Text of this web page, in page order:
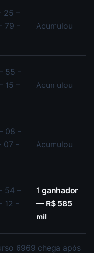
25 –
79 –
Acumulou
55 –
15 –
Acumulou
08 –
07 –
Acumulou
54 –
12 –
1 ganhador
— R$ 585
mil
6969 chega após